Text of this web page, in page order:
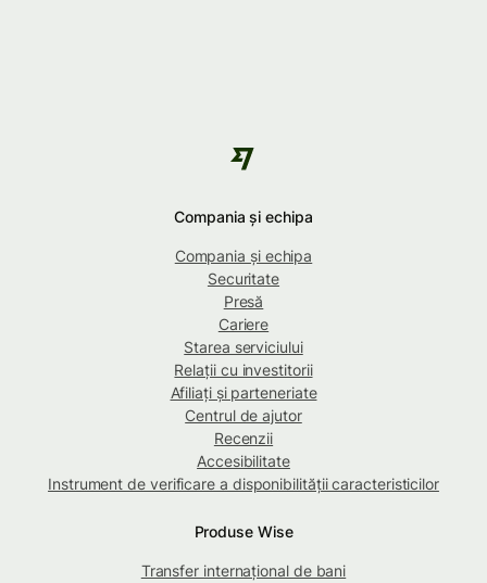
Compania și echipa
Compania și echipa
Securitate
Presă
Cariere
Starea serviciului
Relații cu investitorii
Afiliați și parteneriate
Centrul de ajutor
Recenzii
Accesibilitate
Instrument de verificare a disponibilității caracteristicilor
Produse Wise
Transfer internațional de bani